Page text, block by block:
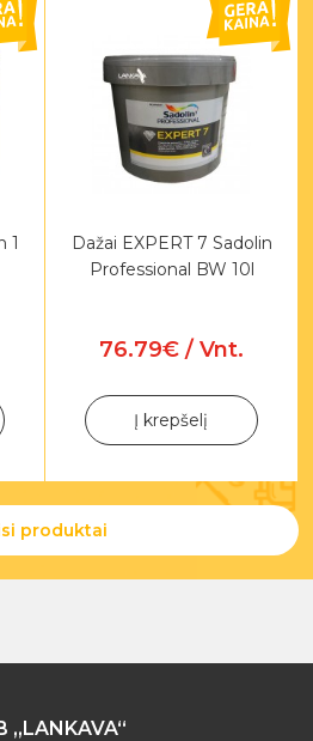
produktai
1
Dažai EXPERT 7 Sadolin
Professional BW 10l
76.79€ / Vnt.
Į krepšelį
„LANKAVA“